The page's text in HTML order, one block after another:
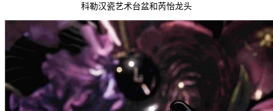
科勒汉瓷艺术台盆和芮怡龙头